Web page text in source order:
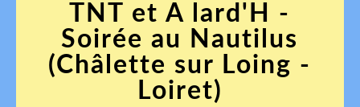
TNT et A lard'H -
Soirée au Nautilus
(Châlette sur Loing -
Loiret)